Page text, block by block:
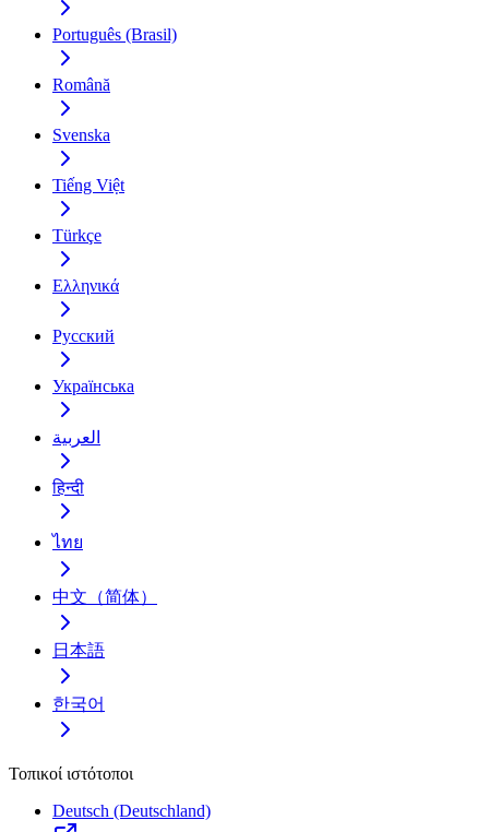
Português (Brasil)
Română
Svenska
Tiếng Việt
Türkçe
Ελληνικά
Русский
Українська
العربية
हिन्दी
ไทย
中文（简体）
日本語
한국어
Τοπικοί ιστότοποι
Deutsch (Deutschland)